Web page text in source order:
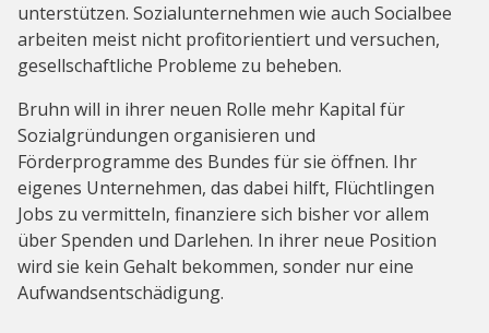
unterstützen. Sozialunternehmen wie auch Socialbee
arbeiten meist nicht profitorientiert und versuchen,
gesellschaftliche Probleme zu beheben.
Bruhn will in ihrer neuen Rolle mehr Kapital für
Sozialgründungen organisieren und
Förderprogramme des Bundes für sie öffnen. Ihr
eigenes Unternehmen, das dabei hilft, Flüchtlingen
Jobs zu vermitteln, finanziere sich bisher vor allem
über Spenden und Darlehen. In ihrer neue Position
wird sie kein Gehalt bekommen, sonder nur eine
Aufwandsentschädigung.